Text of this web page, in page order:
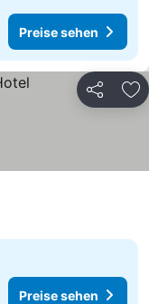
Preise sehen
Teilen
Preise sehen